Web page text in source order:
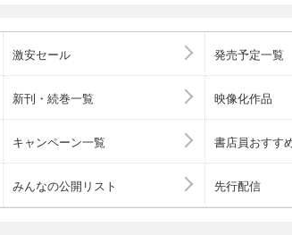
宮線 第2章 スピードアップの“線路改良”で廃線に ●
本線 旧線／近鉄 志摩線 第3章 街と村を結んだ「ロー
のと鉄道 能登線／井笠鉄道 本線／可部線／名鉄 三河
ルト＝リギ鉄道 平坦線
激安セール 発売予定一覧
新刊・続巻一覧 映像化作品
キャンペーン一覧 書店員おすす
みんなの公開リスト 先行配信